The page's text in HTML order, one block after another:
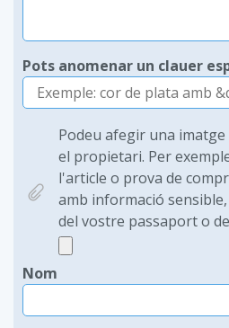
Pots anomenar un clauer
Podeu afegir una
el propietari. Per
l'article o prova de
amb informació
del vostre passaport o
Nom